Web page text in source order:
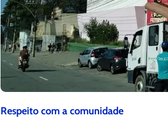
Respeito com a comunidade